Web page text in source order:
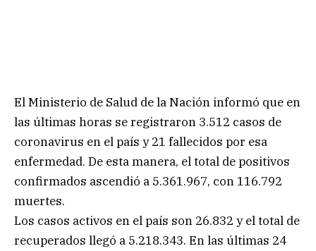
El Ministerio de Salud de la Nación informó que en
las últimas horas se registraron 3.512 casos de
coronavirus en el país y 21 fallecidos por esa
enfermedad. De esta manera, el total de positivos
confirmados ascendió a 5.361.967, con 116.792
muertes.
Los casos activos en el país son 26.832 y el total de
recuperados llegó a 5.218.343. En las últimas 24